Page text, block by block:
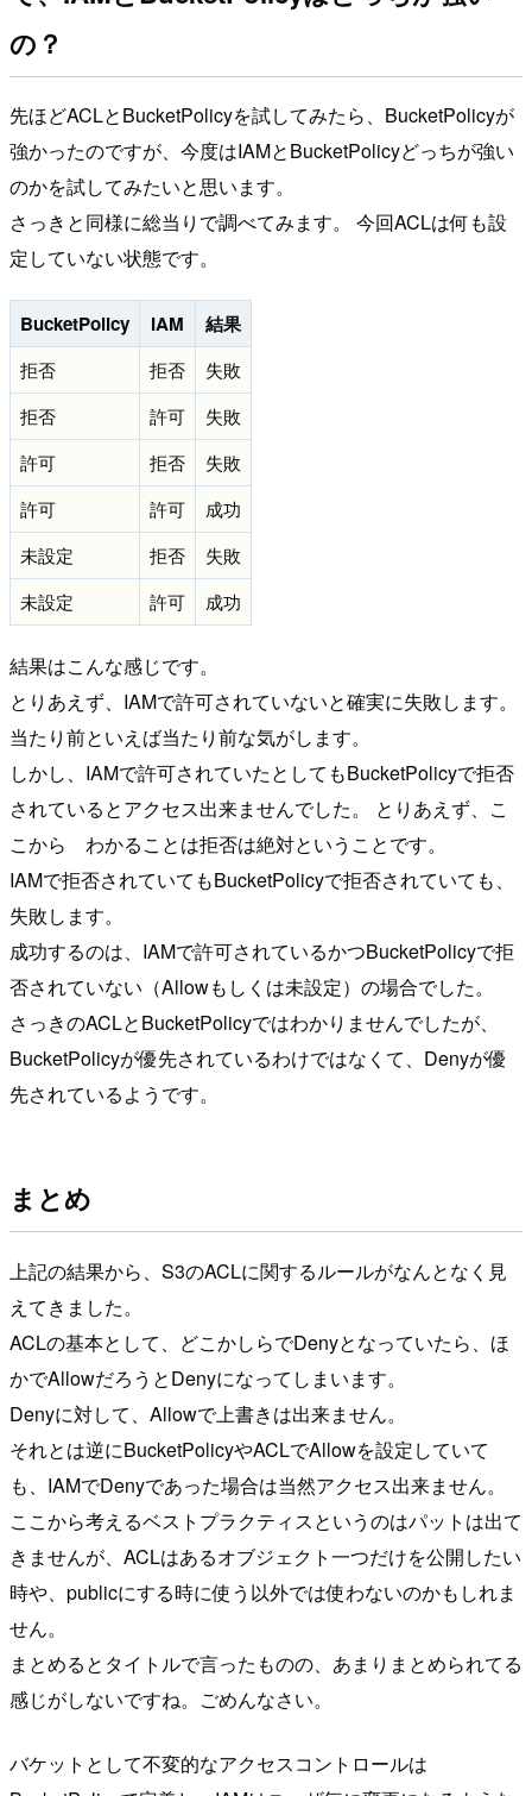
の？
先ほどACLとBucketPolicyを試してみたら、BucketPolicyが
強かったのですが、今度はIAMとBucketPolicyどっちが強い
のかを試してみたいと思います。
さっきと同様に総当りで調べてみます。 今回ACLは何も設
定していない状態です。
BucketPolicy IAM 結果
拒否 拒否
失敗
拒否
許可
失敗
許可
拒否
失敗
許可
許可
成功
未設定
拒否
失敗
未設定
許可 成功
結果はこんな感じです。
とりあえず、IAMで許可されていないと確実に失敗します。
当たり前といえば当たり前な気がします。
しかし、IAMで許可されていたとしてもBucketPolicyで拒否
されているとアクセス出来ませんでした。 とりあえず、こ
こから わかることは拒否は絶対ということです。
IAMで拒否されていてもBucketPolicyで拒否されていても、
失敗します。
成功するのは、IAMで許可されているかつBucketPolicyで拒
否されていない（Allowもしくは未設定）の場合でした。
さっきのACLとBucketPolicyではわかりませんでしたが、
BucketPolicyが優先されているわけではなくて、Denyが優
先されているようです。
まとめ
上記の結果から、S3のACLに関するルールがなんとなく見
えてきました。
ACLの基本として、どこかしらでDenyとなっていたら、ほ
かでAllowだろうとDenyになってしまいます。
Denyに対して、Allowで上書きは出来ません。
それとは逆にBucketPolicyやACLでAllowを設定していて
も、IAMでDenyであった場合は当然アクセス出来ません。
ここから考えるベストプラクティスというのはパットは出て
きませんが、ACLはあるオブジェクト一つだけを公開したい
時や、publicにする時に使う以外では使わないのかもしれま
せん。
まとめるとタイトルで言ったものの、あまりまとめられてる
感じがしないですね。ごめんなさい。
バケットとして不変的なアクセスコントロールは